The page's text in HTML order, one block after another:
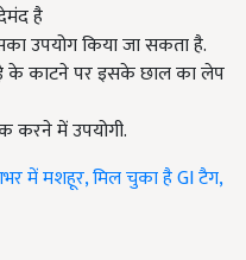
है
उपयोग किया जा सकता है.
के काटने पर इसके छाल का लेप
करने में उपयोगी.
में मशहूर, मिल चुका है GI टैग,